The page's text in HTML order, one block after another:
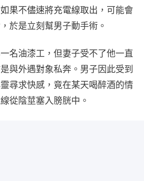
果不儘速將充電線取出，可能會
於是立刻幫男子動手術。
名油漆工，但妻子受不了他一直
與外遇對象私奔。男子因此受到
尋求快感，竟在某天喝醉酒的情
從陰莖塞入膀胱中。